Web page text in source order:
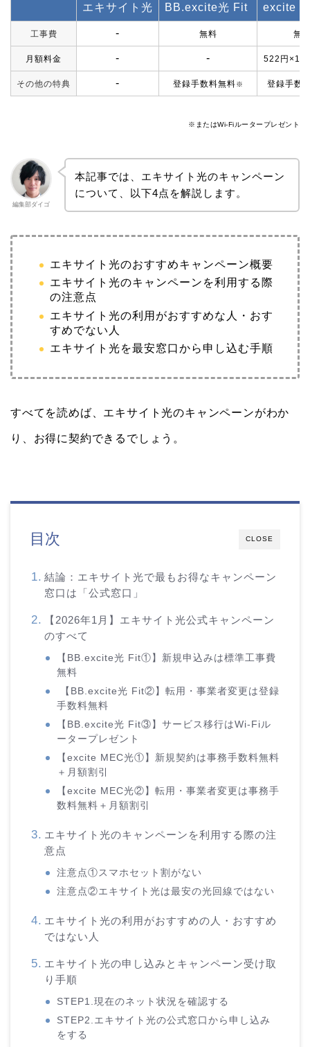
エキサイト光 BB.excite光 Fit excite
工事費 ‐ 無料 無
月額料金 ‐ ‐ 522円×12
その他の特典 ‐ 登録手数料無料※ 登録手数
※またはWi-Fiルータープレゼント
編集部ダイゴ
本記事では、エキサイト光のキャンペーン
について、以下4点を解説します。
エキサイト光のおすすめキャンペーン概要
エキサイト光のキャンペーンを利用する際
の注意点
エキサイト光の利用がおすすめな人・おす
すめでない人
エキサイト光を最安窓口から申し込む手順
すべてを読めば、エキサイト光のキャンペーンがわか
り、お得に契約できるでしょう。
CLOSE
目次
結論：エキサイト光で最もお得なキャンペーン
窓口は「公式窓口」
【2026年1月】エキサイト光公式キャンペーン
のすべて
【BB.excite光 Fit①】新規申込みは標準工事費
無料
【BB.excite光 Fit②】転用・事業者変更は登録
手数料無料
【BB.excite光 Fit③】サービス移行はWi-Fiル
ータープレゼント
【excite MEC光①】新規契約は事務手数料無料
＋月額割引
【excite MEC光②】転用・事業者変更は事務手
数料無料＋月額割引
エキサイト光のキャンペーンを利用する際の注
意点
注意点①スマホセット割がない
注意点②エキサイト光は最安の光回線ではない
エキサイト光の利用がおすすめの人・おすすめ
ではない人
エキサイト光の申し込みとキャンペーン受け取
り手順
STEP1.現在のネット状況を確認する
STEP2.エキサイト光の公式窓口から申し込み
をする